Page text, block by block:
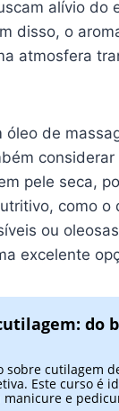
alívio do
disso, o
atmosfera
óleo de
considerar
pele seca,
como o
ou
excelente
do
sobre cutilagem
Este curso é
manicure e